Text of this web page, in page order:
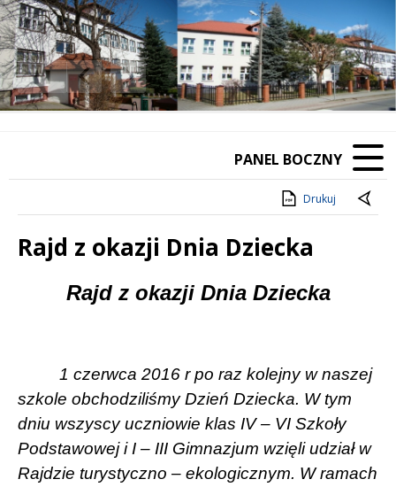
Poprzedni Element
Następny Element
❚❚
PANEL BOCZNY
Drukuj
Rajd z okazji Dnia Dziecka
TreśćRajd z okazji Dnia Dziecka
1 czerwca 2016 r po raz kolejny w naszej
szkole obchodziliśmy Dzień Dziecka. W tym
dniu wszyscy uczniowie klas IV – VI Szkoły
Podstawowej i I – III Gimnazjum wzięli udział w
Rajdzie turystyczno – ekologicznym. W ramach